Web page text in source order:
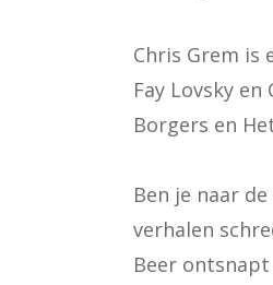
Chris Grem is
Fay Lovsky
Borgers en
Ben je naar
verhalen
Beer ontsnapt